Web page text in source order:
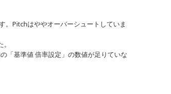
。Pitchはややオーバーシュートしていま
「基準値 倍率設定」の数値が足りていな